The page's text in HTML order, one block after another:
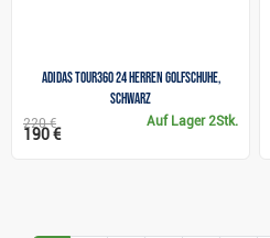
Adidas Tour360 24 Herren Golfschuhe,
schwarz
Auf Lager 2Stk.
220 €
190 €